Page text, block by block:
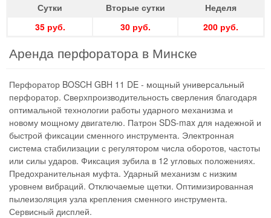
Сутки Вторые сутки
Неделя
35 руб.
30 руб. 200 руб.
Аренда перфоратора в Минске
Перфоратор BOSCH GBH 11 DE - мощный универсальный
перфоратор. Сверхпроизводительность сверления благодаря
оптимальной технологии работы ударного механизма и
новому мощному двигателю. Патрон SDS-max для надежной и
быстрой фиксации сменного инструмента. Электронная
система стабилизации с регулятором числа оборотов, частоты
или силы ударов. Фиксация зубила в 12 угловых положениях.
Предохранительная муфта. Ударный механизм с низким
уровнем вибраций. Отключаемые щетки. Оптимизированная
пылеизоляция узла крепления сменного инструмента.
Сервисный дисплей.